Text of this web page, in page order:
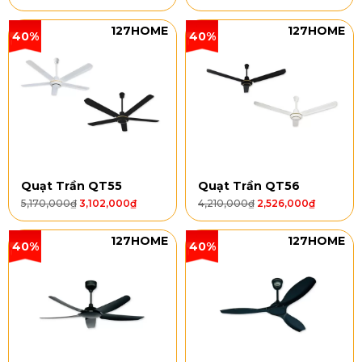
40% 127HOME
Quạt Trần QT55
5,170,000₫ 3,102,000₫
40% 127HOME
Quạt Trần QT56
4,210,000₫ 2,526,000₫
40% 127HOME 40% 127HOME